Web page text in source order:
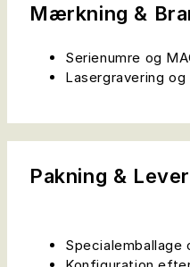
Mærkning &
Serienumre og
Lasergravering
Pakning &